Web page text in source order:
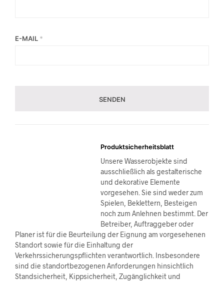
E-MAIL *
Produktsicherheitsblatt
Unsere Wasserobjekte sind
ausschließlich als gestalterische
und dekorative Elemente
vorgesehen. Sie sind weder zum
Spielen, Beklettern, Besteigen
noch zum Anlehnen bestimmt. Der
Betreiber, Auftraggeber oder
Planer ist für die Beurteilung der Eignung am vorgesehenen
Standort sowie für die Einhaltung der
Verkehrssicherungspflichten verantwortlich. Insbesondere
sind die standortbezogenen Anforderungen hinsichtlich
Standsicherheit, Kippsicherheit, Zugänglichkeit und